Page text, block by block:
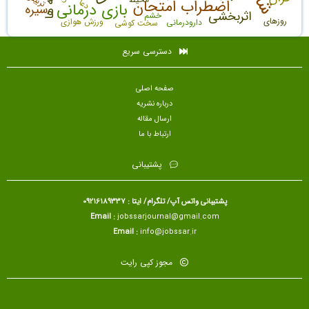
اضطراب امتحان بازی درمانی اثربخشی سیره
دارودرمانی سخت کوشی ورزش هوازی روزهای خشم
دعا
دسترسی سریع
صفحه اصلی
درباره نشریه
ارسال مقاله
ارتباط با ما
پشتیبانی
پشتیبانی واتس آپ/ تلگرام/ ایتا : 09216189337
Email :jobssarjournal@gmail.com
Email :info@jobssar.ir
مجوز کپی رایت